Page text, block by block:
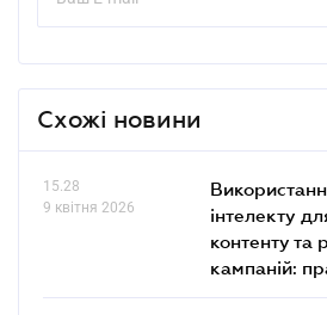
Схожі новини
15.28
9 квітня 2026
інтелекту
контенту та
кампаній: